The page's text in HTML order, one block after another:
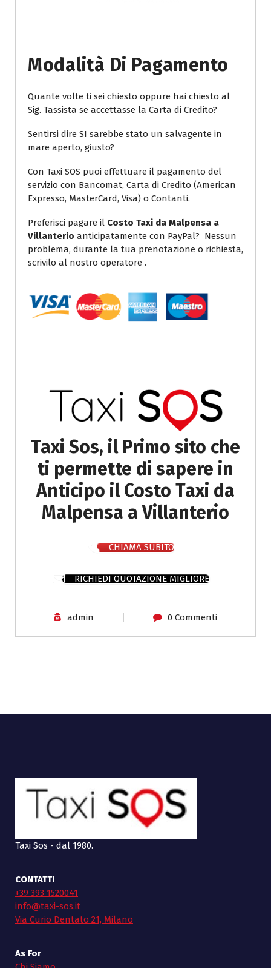
Modalità Di Pagamento
Quante volte ti sei chiesto oppure hai chiesto al
Sig. Tassista se accettasse la Carta di Credito?
Sentirsi dire SI sarebbe stato un salvagente in
mare aperto, giusto?
Con Taxi SOS puoi effettuare il pagamento del
servizio con Bancomat, Carta di Credito (American
Expresso, MasterCard, Visa) o Contanti.
Preferisci pagare il Costo Taxi da Malpensa a
Villanterio anticipatamente con PayPal? Nessun
problema, durante la tua prenotazione o richiesta,
scrivilo al nostro operatore .
Taxi Sos, il Primo sito che
ti permette di sapere in
Anticipo il Costo Taxi da
Malpensa a Villanterio
CHIAMA SUBITO
RICHIEDI QUOTAZIONE MIGLIORE
admin 0 Commenti
Taxi Sos - dal 1980.
CONTATTI
+39 393 1520041
info@taxi-sos.it
Via Curio Dentato 21, Milano
As For